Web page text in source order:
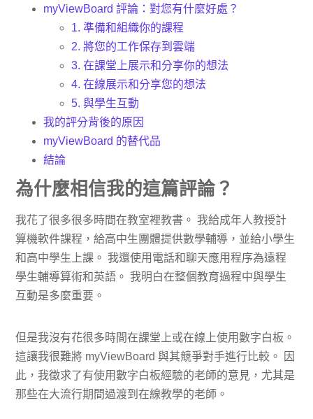
myViewBoard 評論：對您有什麼好處？
1. 準備和組織你的課程
2. 將您的工作保存到雲端
3. 在課堂上展示和分享你的想法
4. 在線展示和分享您的想法
5. 與學生互動
我的評分背後的原因
myViewBoard 的替代品
結論
為什麼相信我的這篇評論？
我花了很多很多時間在教室裡教書。 我給成年人教授計
算機軟件課程，給高中生團體提供數學輔導，並給小學生
和高中學生上課。 我還使用電話和聊天應用程序為遠程
學生輔導算術和英語。 我明白在整個教育過程中與學生
互動是多麼重要。
但是我沒有花很多時間在課堂上或在線上使用數字白板。
這讓我很難將 myViewBoard 與其競爭對手進行比較。 因
此，我徵求了有使用數字白板經驗的老師的意見，尤其是
那些在大流行期間過渡到在線教學的老師。